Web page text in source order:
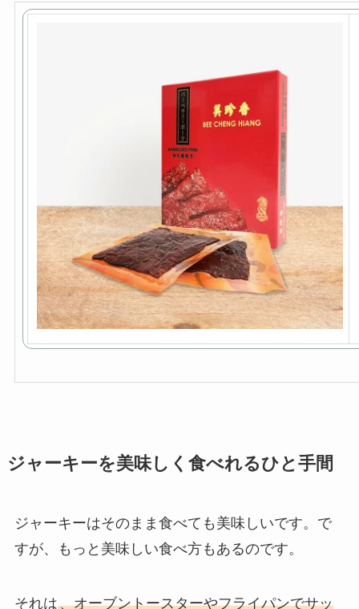
ジャーキーを美味しく食べれるひと手間
ジャーキーはそのまま食べても美味しいです。で
すが、もっと美味しい食べ方もあるのです。
それは、オーブントースターやフライパンでサッ